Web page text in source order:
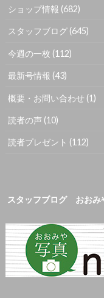
ショップ情報 (682)
スタッフブログ (645)
今週の一枚 (112)
最新号情報 (43)
概要・お問い合わせ (1)
読者の声 (10)
読者プレゼント (112)
スタッフブログ おおみ